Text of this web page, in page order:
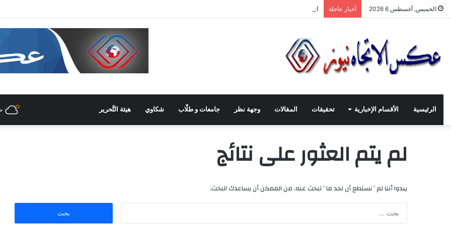
الخميس, أغسطس 6 2026 أخبار عاجلة انطلاقة لجنة الصّناعيّين الشّباب في غرفة صناعة دمشق وريفها لدعم المشاركة الشّبابيّة في الصّناعة
الرئيسية الأقسام الإخبارية تحقيقات المقالات وجهة نظر جامعات و طلّاب شكاوي هيئة التَّحرير
لم يتم العثور على نتائج
يبدوا أننا لم ’ نستطع أن نجد ما ’ تبحث عنه. من الممكن أن يساعدك البحث.